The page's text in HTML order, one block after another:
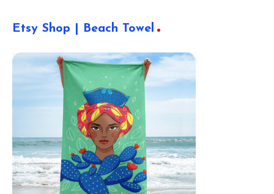
Etsy Shop | Beach Towel